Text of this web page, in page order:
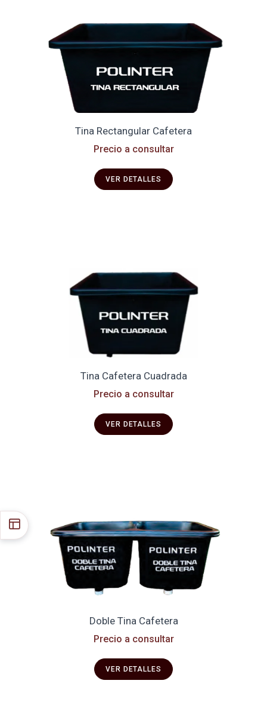
Tina Rectangular Cafetera
Precio a consultar
VER DETALLES
Tina Cafetera Cuadrada
Precio a consultar
VER DETALLES
Doble Tina Cafetera
Precio a consultar
VER DETALLES